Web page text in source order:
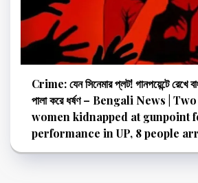
Crime: যেন সিনেমার প্লট! গানপয়েন্টে রেখে
পালা করে ধর্ষণ – Bengali News |
women kidnapped at gunpoint
performance in UP, 8 people